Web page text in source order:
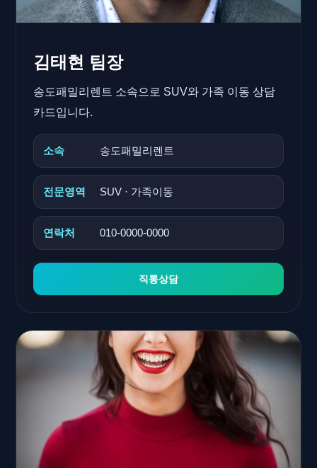
김태현 팀장
송도패밀리렌트 소속으로 SUV와 가족 이동 상담
카드입니다.
소속 송도패밀리렌트
전문영역 SUV · 가족이동
연락처 010-0000-0000
직통상담